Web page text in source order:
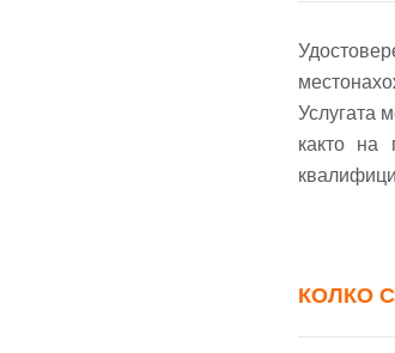
Услугата
както на
КОЛКО